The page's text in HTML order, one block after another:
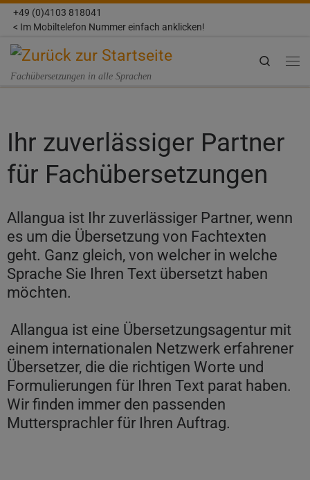
Zum Inhalt springen
+49 (0)4103 818041
< Im Mobiltelefon Nummer einfach anklicken!
Fachübersetzungen in alle Sprachen
Search
Ihr zuverlässiger Partner
für Fachübersetzungen
Allangua ist Ihr zuverlässiger Partner, wenn
es um die Übersetzung von Fachtexten
geht. Ganz gleich, von welcher in welche
Sprache Sie Ihren Text übersetzt haben
möchten.
Allangua ist eine Übersetzungsagentur mit
einem internationalen Netzwerk erfahrener
Übersetzer, die die richtigen Worte und
Formulierungen für Ihren Text parat haben.
Wir finden immer den passenden
Muttersprachler für Ihren Auftrag.